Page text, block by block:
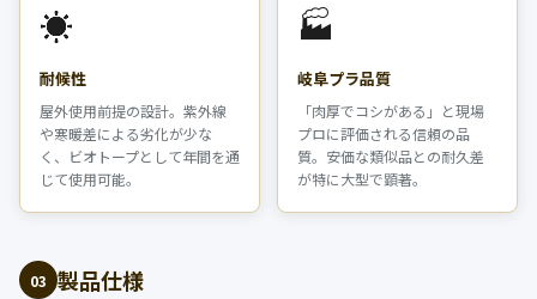
☀️
耐候性
屋外使用前提の設計。紫外線
や寒暖差による劣化が少な
く、ビオトープとして年間を通
じて使用可能。
🏭
岐阜プラ品質
「肉厚でコシがある」と現場
プロに評価される信頼の品
質。安価な類似品との耐久差
が特に大型で顕著。
03 製品仕様